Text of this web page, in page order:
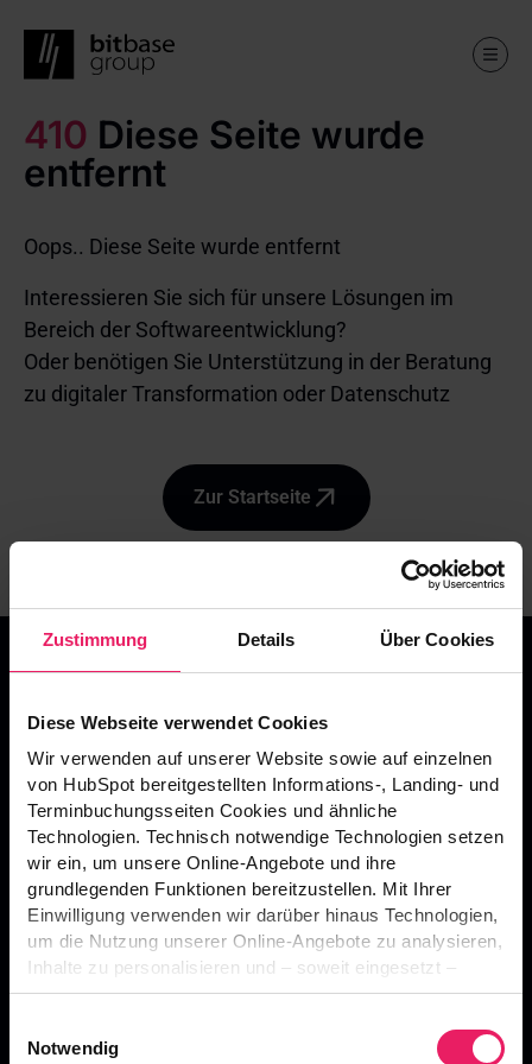
Zustimmung Details Über Cookies
Diese Webseite verwendet Cookies
Wir verwenden auf unserer Website sowie auf einzelnen
von HubSpot bereitgestellten Informations-, Landing- und
Terminbuchungsseiten Cookies und ähnliche
Technologien. Technisch notwendige Technologien setzen
wir ein, um unsere Online-Angebote und ihre
grundlegenden Funktionen bereitzustellen. Mit Ihrer
Einwilligung verwenden wir darüber hinaus Technologien,
um die Nutzung unserer Online-Angebote zu analysieren,
Inhalte zu personalisieren und – soweit eingesetzt –
Funktionen sozialer Medien und Werbung bereitzustellen.
Dabei können Informationen über Ihre Nutzung unserer
Notwendig
Skip
main
410 Diese Seite wurde
entfernt
Oops.. Diese Seite wurde entfernt
Interessieren Sie sich für unsere Lösungen im
Bereich der Softwareentwicklung?
Oder benötigen Sie Unterstützung in der Beratung
zu digitaler Transformation oder Datenschutz
Zur Startseite
To build Software
that people love to use.
+49 (0) 7121 68 08 49-0
mail@bitbasegroup.com
Am Heilbrunnen 47
D-72766 Reutlingen
Directions to Reutlingen